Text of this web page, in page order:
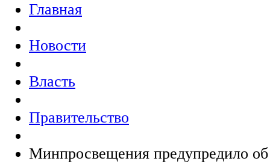
Главная
Новости
Власть
Правительство
Минпросвещения предупредило об